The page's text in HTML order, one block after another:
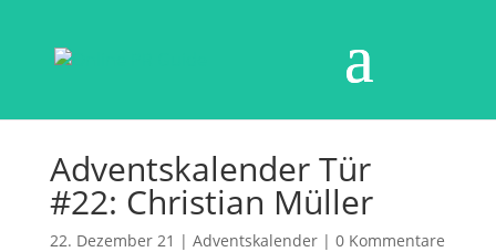
Adventskalender Tür
#22: Christian Müller
22. Dezember 21 | Adventskalender| 0 Kommentare